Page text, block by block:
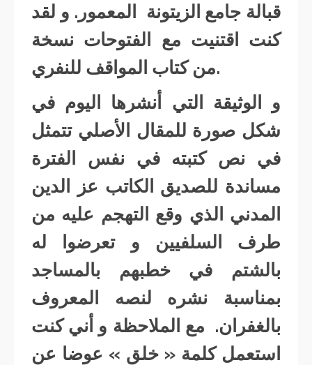
قبالة جامع الزيتونة المعمور. و لقد
كنت اقتنيت مع الفتوحات نسخة
من كتاب المواقف للنفري.
و الوثيقة التي أنشرها اليوم في
شكل صورة للمقال الأصلي تتمثل
في نص كتبته في نفس الفترة
مساندة للصديق الكاتب عز الدين
المدني الذي وقع التهجم عليه من
طرف السلفيين و تعرضوا له
بالشتم في خطبهم بالمساجد
بمناسبة نشره لنصه المعروف
بالغفران. مع الملاحظة و أني كنت
استعمل كلمة « خلق » عوضا عن